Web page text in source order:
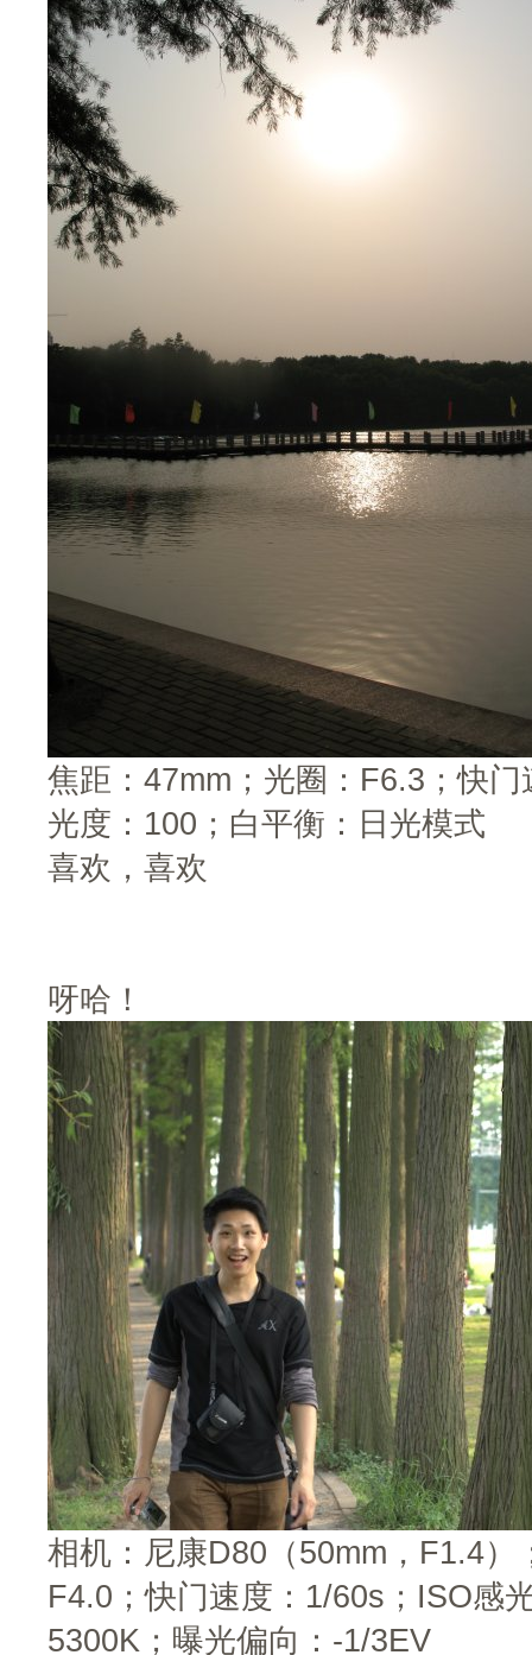
焦距：47mm；光圈：F6.3；快
光度：100；白平衡：日光模式
喜欢，喜欢
呀哈！
相机：尼康D80（50mm，F1.4）
F4.0；快门速度：1/60s；ISO感
5300K；曝光偏向：-1/3EV